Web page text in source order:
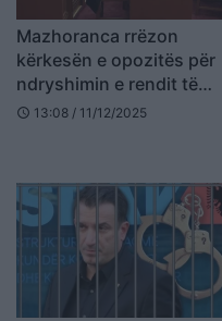
Mazhoranca rrëzon
kërkesën e opozitës për
ndryshimin e rendit të
ditës, Avokati i Popullit do
schedule 13:08 / 11/12/2025